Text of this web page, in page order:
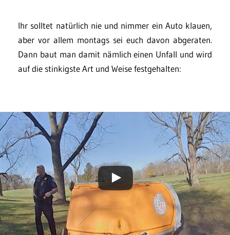
Ihr solltet natürlich nie und nimmer ein Auto klauen,
aber vor allem montags sei euch davon abgeraten.
Dann baut man damit nämlich einen Unfall und wird
auf die stinkigste Art und Weise festgehalten: